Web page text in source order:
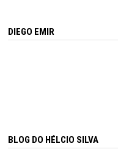
DIEGO EMIR
BLOG DO HÉLCIO SILVA